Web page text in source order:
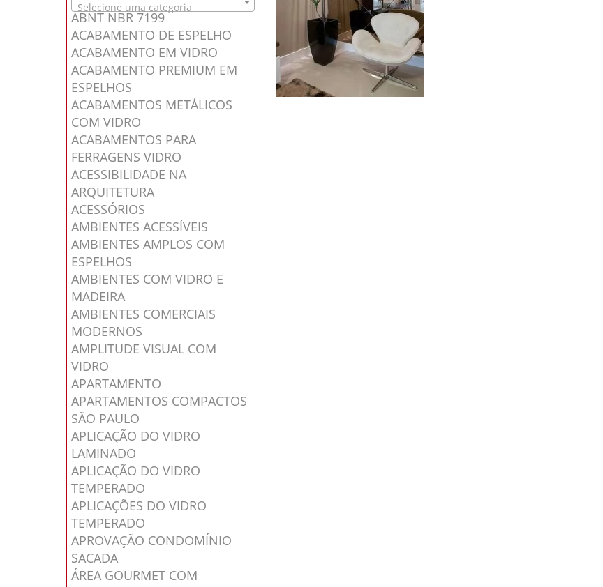
Selecione uma categoria
ABNT NBR 7199
ACABAMENTO DE ESPELHO
ACABAMENTO EM VIDRO
ACABAMENTO PREMIUM EM
ESPELHOS
ACABAMENTOS METÁLICOS
COM VIDRO
ACABAMENTOS PARA
FERRAGENS VIDRO
ACESSIBILIDADE NA
ARQUITETURA
ACESSÓRIOS
AMBIENTES ACESSÍVEIS
AMBIENTES AMPLOS COM
ESPELHOS
AMBIENTES COM VIDRO E
MADEIRA
AMBIENTES COMERCIAIS
MODERNOS
AMPLITUDE VISUAL COM
VIDRO
APARTAMENTO
APARTAMENTOS COMPACTOS
SÃO PAULO
APLICAÇÃO DO VIDRO
LAMINADO
APLICAÇÃO DO VIDRO
TEMPERADO
APLICAÇÕES DO VIDRO
TEMPERADO
APROVAÇÃO CONDOMÍNIO
SACADA
ÁREA GOURMET COM